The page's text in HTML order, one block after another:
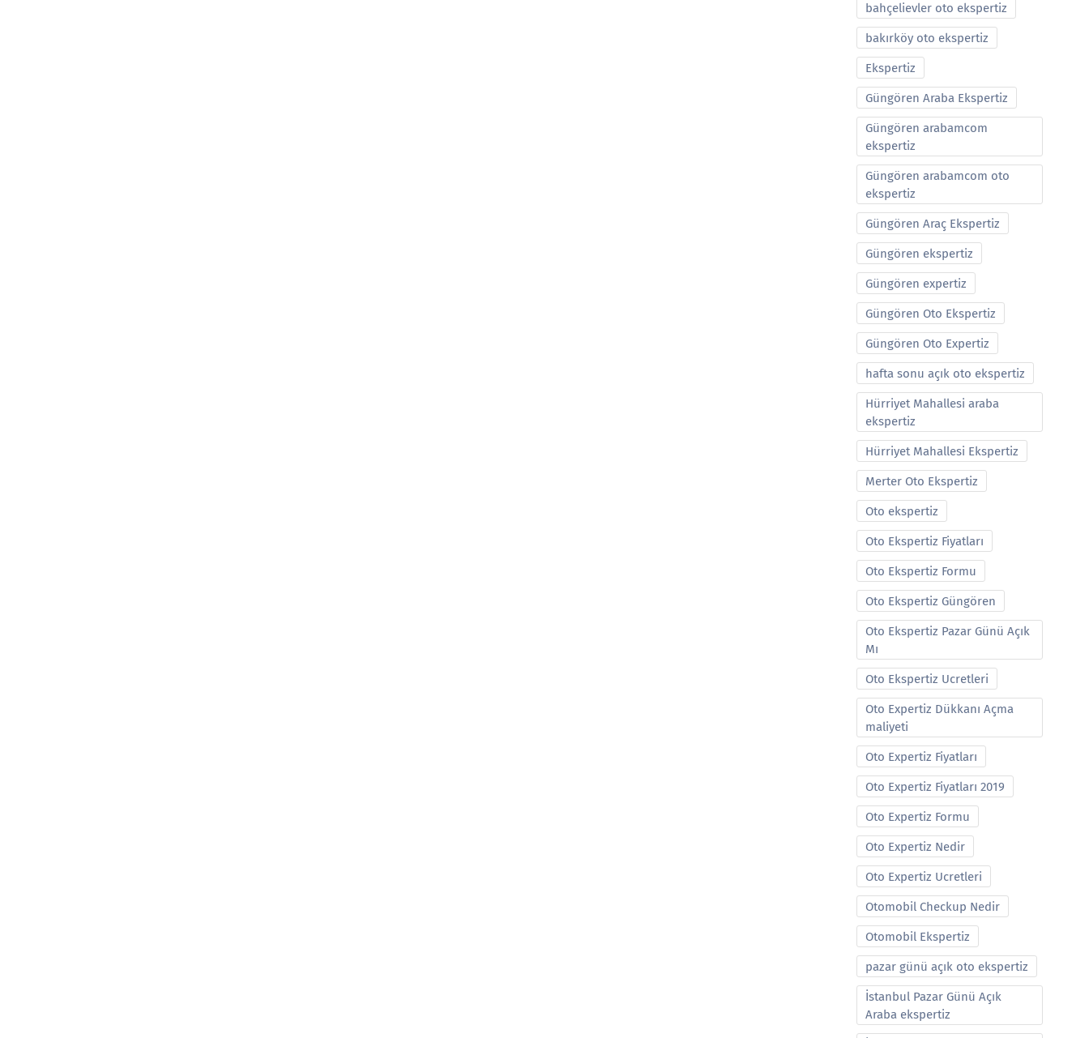
bahçelievler oto ekspertiz
bakırköy oto ekspertiz
Ekspertiz
Güngören Araba Ekspertiz
Güngören arabamcom
ekspertiz
Güngören arabamcom oto
ekspertiz
Güngören Araç Ekspertiz
Güngören ekspertiz
Güngören expertiz
Güngören Oto Ekspertiz
Güngören Oto Expertiz
hafta sonu açık oto ekspertiz
Hürriyet Mahallesi araba
ekspertiz
Hürriyet Mahallesi Ekspertiz
Merter Oto Ekspertiz
Oto ekspertiz
Oto Ekspertiz Fiyatları
Oto Ekspertiz Formu
Oto Ekspertiz Güngören
Oto Ekspertiz Pazar Günü Açık
Mı
Oto Ekspertiz Ucretleri
Oto Expertiz Dükkanı Açma
maliyeti
Oto Expertiz Fiyatları
Oto Expertiz Fiyatları 2019
Oto Expertiz Formu
Oto Expertiz Nedir
Oto Expertiz Ucretleri
Otomobil Checkup Nedir
Otomobil Ekspertiz
pazar günü açık oto ekspertiz
İstanbul Pazar Günü Açık
Araba ekspertiz